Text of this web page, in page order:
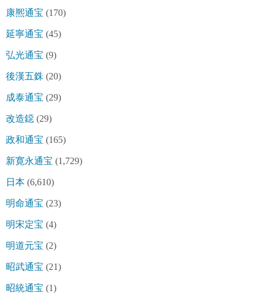
康熈通宝 (170)
延寧通宝 (45)
弘光通宝 (9)
後漢五銖 (20)
成泰通宝 (29)
改造鐚 (29)
政和通宝 (165)
新寛永通宝 (1,729)
日本 (6,610)
明命通宝 (23)
明宋定宝 (4)
明道元宝 (2)
昭武通宝 (21)
昭統通宝 (1)